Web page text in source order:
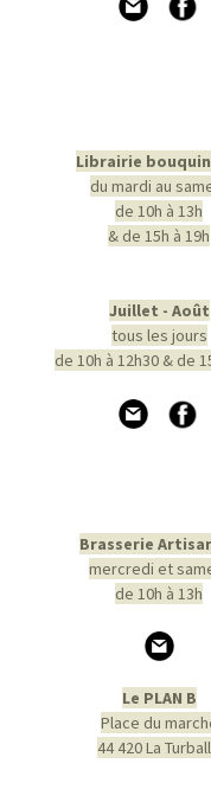
Librairie
du mardi au
de 10h à 13h
& de 15h à 19h
Juillet - Août
tous les jours
de 10h à 12h30 & de
Brasserie
mercredi et
de 10h à 13h
Le PLAN B
Place du
44 420 La